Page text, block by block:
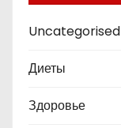
Uncategorised
Диеты
Здоровье